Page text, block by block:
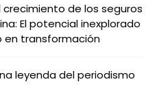
crecimiento de los seguros
El potencial inexplorado
en transformación
leyenda del periodismo